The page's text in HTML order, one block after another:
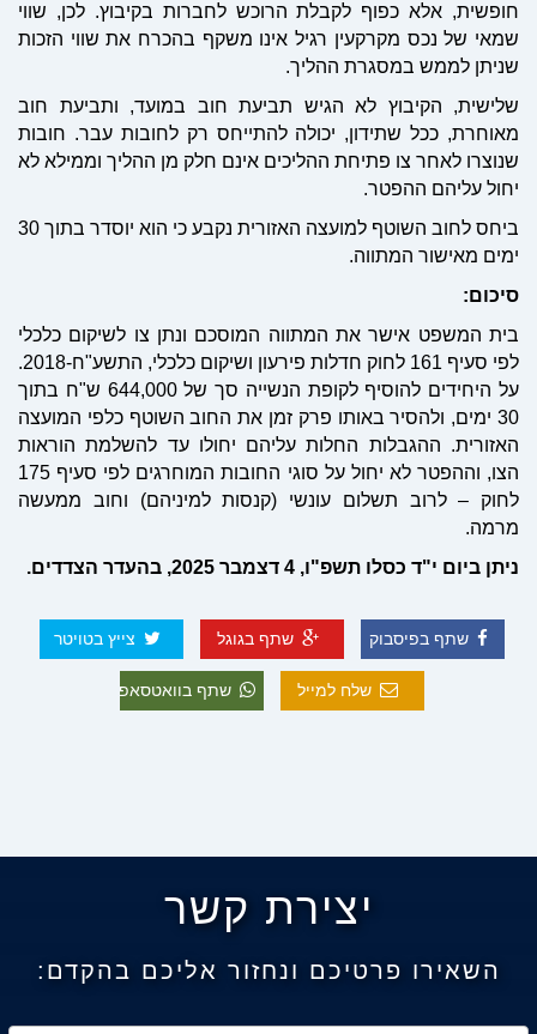
חופשית, אלא כפוף לקבלת הרוכש לחברות בקיבוץ. לכן, שווי
שמאי של נכס מקרקעין רגיל אינו משקף בהכרח את שווי הזכות
שניתן לממש במסגרת ההליך.
שלישית, הקיבוץ לא הגיש תביעת חוב במועד, ותביעת חוב
מאוחרת, ככל שתידון, יכולה להתייחס רק לחובות עבר. חובות
שנוצרו לאחר צו פתיחת ההליכים אינם חלק מן ההליך וממילא לא
יחול עליהם ההפטר.
ביחס לחוב השוטף למועצה האזורית נקבע כי הוא יוסדר בתוך 30
ימים מאישור המתווה.
סיכום:
בית המשפט אישר את המתווה המוסכם ונתן צו לשיקום כלכלי
לפי סעיף 161 לחוק חדלות פירעון ושיקום כלכלי, התשע"ח-2018.
על היחידים להוסיף לקופת הנשייה סך של 644,000 ש"ח בתוך
30 ימים, ולהסיר באותו פרק זמן את החוב השוטף כלפי המועצה
האזורית. ההגבלות החלות עליהם יחולו עד להשלמת הוראות
הצו, וההפטר לא יחול על סוגי החובות המוחרגים לפי סעיף 175
לחוק – לרוב תשלום עונשי (קנסות למיניהם) וחוב ממעשה
מרמה.
ניתן ביום י"ד כסלו תשפ"ו, 4 דצמבר בהעדר הצדדים.
שתף בפיסבוק שתף בגוגל צייץ בטויטר
שלח למייל שתף בוואטסאפ
יצירת קשר
השאירו פרטיכם ונחזור אליכם בהקדם: